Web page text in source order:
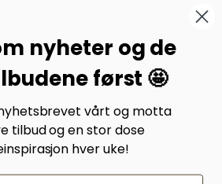
forumet vårt på Facebook og
og teststrikkere, samt 31.000
deler erfaringer, bilder og
nyheter og de
først 🤩
vårt og motta
tilbud og en stor dose
hver uke!